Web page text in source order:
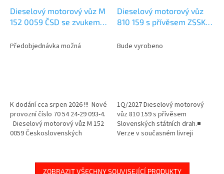
Dieselový motorový vůz M
152 0059 ČSD se zvukem /
Předobjednávka možná
K dodání cca srpen 2026 !!! Nové
provozní číslo 70 54 24-29 093-4.
Dieselový motorový vůz M 152
0059 Československých
Dieselový motorový vůz
810 159 s přívěsem ZSSK /
Bude vyrobeno
1Q/2027 Dieselový motorový
vůz 810 159 s přívěsem
Slovenských státních drah.■
Verze v současném livreji
zásuvnými díly.■...
ZOBRAZIT VŠECHNY SOUVISEJÍCÍ PRODUKTY